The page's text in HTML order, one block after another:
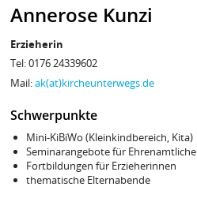
Annerose Kunzi
Erzieherin
Tel: 0176 24339602
Mail:ak(at)kircheunterwegs.de
Schwerpunkte
Mini-KiBiWo (Kleinkindbereich, Kita)
Seminarangebote für Ehrenamtliche
Fortbildungen für Erzieherinnen
thematische Elternabende